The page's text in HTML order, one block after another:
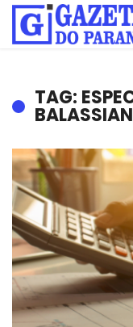
TAG: